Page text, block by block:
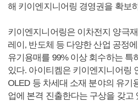
해 키이엔지니어링 경영권을 확보
키이엔지니어링은 이차전지 양극
레이, 반도체 등 다양한 산업 공정
유기용매를 99% 이상 회수하는 특
있다. 아이티켐은 키이엔지니어링
OLED 등 차세대 소재 분야의 유기
업에 본격 진출한다는 구상을 갖고